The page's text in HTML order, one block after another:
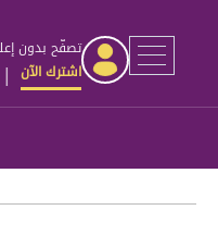
تصفّح بدون
اشترك الآن |